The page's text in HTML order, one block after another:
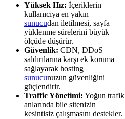
Yüksek Hız: İçeriklerin
kullanıcıya en yakın
sunucudan iletilmesi, sayfa
yüklenme sürelerini büyük
ölçüde düşürür.
Güvenlik: CDN, DDoS
saldırılarına karşı ek koruma
sağlayarak hosting
sunucunuzun güvenliğini
güçlendirir.
Traffic Yönetimi: Yoğun trafik
anlarında bile sitenizin
kesintisiz çalışmasını destekler.